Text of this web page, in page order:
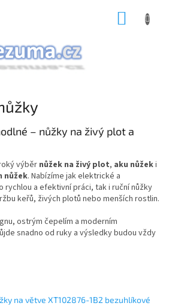
– nůžky na živý plot a
výběr nůžek na živý plot, aku nůžeki
nůžek. Nabízíme jak elektrické a
rychlou a efektivní práci, tak i ruční nůžky
keřů, živých plotů nebo menších rostlin.
ostrým čepelím a moderním
snadno od ruky a výsledky budou vždy
na větve XT102876-1B2 bezuhlíkové